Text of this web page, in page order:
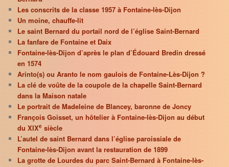
Les conscrits de la classe 1957 à Fontaine-lès-Dijon
Un moine, chauffe-lit
Le saint Bernard du portail nord de l’église Saint-Bernard
La fanfare de Fontaine et Daix
Fontaine-lès-Dijon d’après le plan d’Édouard Bredin dressé
en 1574
Arinto(s) ou Aranto le nom gaulois de Fontaine-Lès-Dijon ?
La clé de voûte de la coupole de la chapelle Saint-Bernard
dans la Maison natale
Le portrait de Madeleine de Blancey, baronne de Joncy
François Goisset, un hôtelier à Fontaine-lès-Dijon au début
du XIXe siècle
L’autel de saint Bernard dans l’église paroissiale de
Fontaine-lès-Dijon avant la restauration de 1899
La grotte de Lourdes du parc Saint-Bernard à Fontaine-lès-